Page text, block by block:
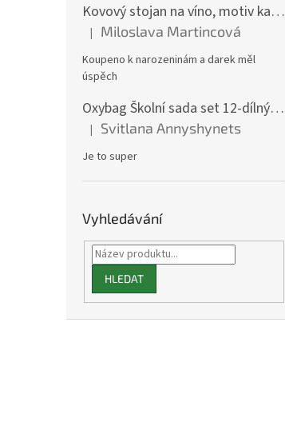
Kovový stojan na víno, motiv kamion
Hodnocení produktu je 5 z 5 hvězdiček.
| Miloslava Martincová
Koupeno k narozeninám a darek měl
úspěch
Oxybag Školní sada set 12-dílný OXY GO Playworld ve stylu Minecraft - batoh, penál, sáček a doplňky 0-47126/012
Hodnocení produktu je 5 z 5 hvězdiček.
| Svitlana Annyshynets
Je to super
Vyhledávání
HLEDAT